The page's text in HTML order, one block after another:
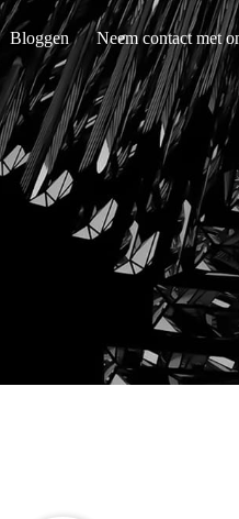
Bloggen Neem contact met